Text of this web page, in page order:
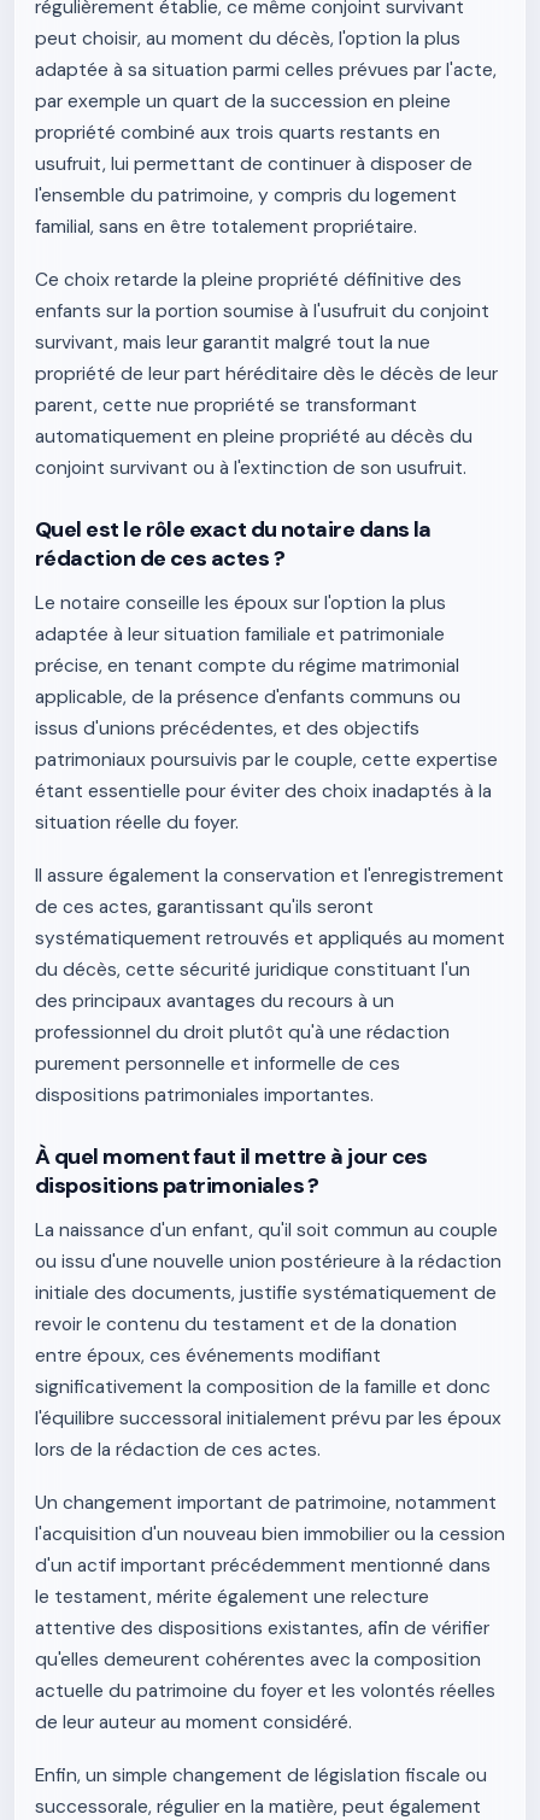
régulièrement établie, ce même conjoint survivant
peut choisir, au moment du décès, l'option la plus
adaptée à sa situation parmi celles prévues par l'acte,
par exemple un quart de la succession en pleine
propriété combiné aux trois quarts restants en
usufruit, lui permettant de continuer à disposer de
l'ensemble du patrimoine, y compris du logement
familial, sans en être totalement propriétaire.
Ce choix retarde la pleine propriété définitive des
enfants sur la portion soumise à l'usufruit du conjoint
survivant, mais leur garantit malgré tout la nue
propriété de leur part héréditaire dès le décès de leur
parent, cette nue propriété se transformant
automatiquement en pleine propriété au décès du
conjoint survivant ou à l'extinction de son usufruit.
Quel est le rôle exact du notaire dans la
rédaction de ces actes ?
Le notaire conseille les époux sur l'option la plus
adaptée à leur situation familiale et patrimoniale
précise, en tenant compte du régime matrimonial
applicable, de la présence d'enfants communs ou
issus d'unions précédentes, et des objectifs
patrimoniaux poursuivis par le couple, cette expertise
étant essentielle pour éviter des choix inadaptés à la
situation réelle du foyer.
Il assure également la conservation et l'enregistrement
de ces actes, garantissant qu'ils seront
systématiquement retrouvés et appliqués au moment
du décès, cette sécurité juridique constituant l'un
des principaux avantages du recours à un
professionnel du droit plutôt qu'à une rédaction
purement personnelle et informelle de ces
dispositions patrimoniales importantes.
À quel moment faut il mettre à jour ces
dispositions patrimoniales ?
La naissance d'un enfant, qu'il soit commun au couple
ou issu d'une nouvelle union postérieure à la rédaction
initiale des documents, justifie systématiquement de
revoir le contenu du testament et de la donation
entre époux, ces événements modifiant
significativement la composition de la famille et donc
l'équilibre successoral initialement prévu par les époux
lors de la rédaction de ces actes.
Un changement important de patrimoine, notamment
l'acquisition d'un nouveau bien immobilier ou la cession
d'un actif important précédemment mentionné dans
le testament, mérite également une relecture
attentive des dispositions existantes, afin de vérifier
qu'elles demeurent cohérentes avec la composition
actuelle du patrimoine du foyer et les volontés réelles
de leur auteur au moment considéré.
Enfin, un simple changement de législation fiscale ou
successorale, régulier en la matière, peut également